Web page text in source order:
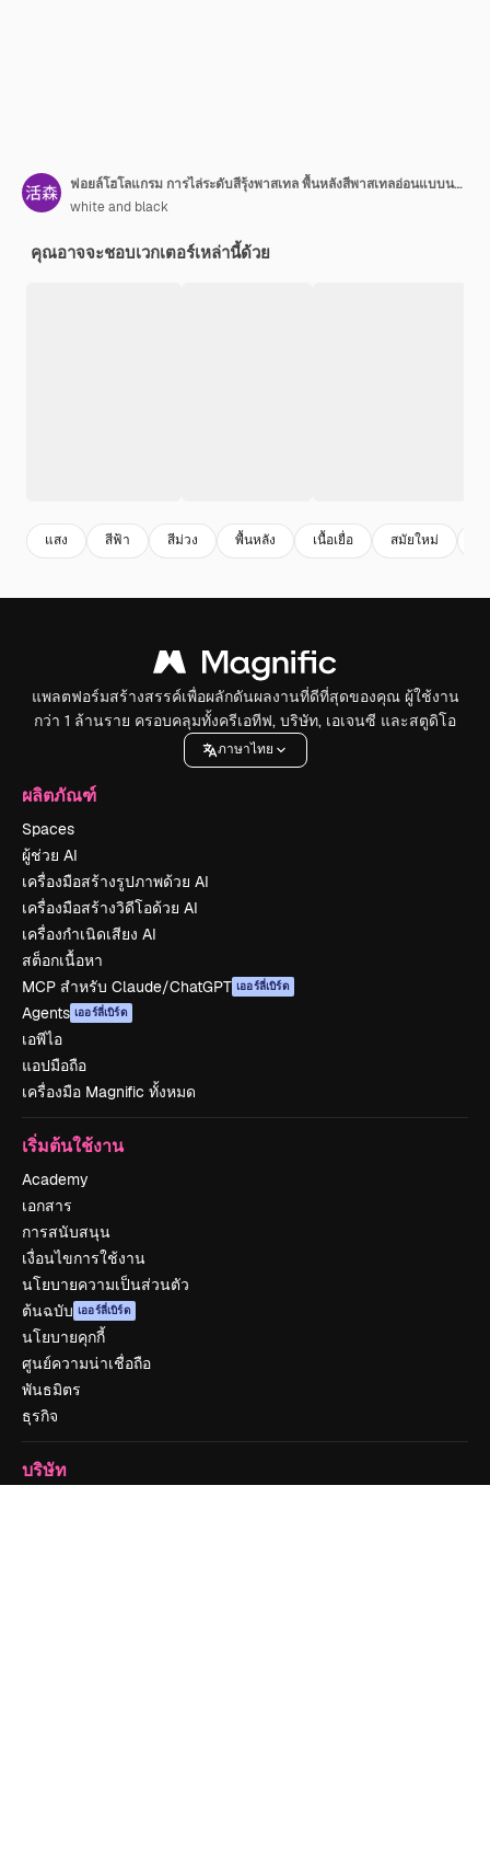
ฟอยล์โฮโลแกรม การไล่ระดับสีรุ้งพาสเทล พื้นหลังสีพาสเทลอ่อนแบบนามธรรม
white and black
คุณอาจจะชอบเวกเตอร์เหล่านี้ด้วย
แสง สีฟ้า สีม่วง พื้นหลัง เนื้อเยื่อ สมัยใหม่
แพลตฟอร์มสร้างสรรค์เพื่อผลักดันผลงานที่ดีที่สุดของคุณ ผู้ใช้งาน
กว่า 1 ล้านราย ครอบคลุมทั้งครีเอทีฟ, บริษัท, เอเจนซี และสตูดิโอ
ภาษาไทย
ผลิตภัณฑ์
Spaces
ผู้ช่วย AI
เครื่องมือสร้างรูปภาพด้วย AI
เครื่องมือสร้างวิดีโอด้วย AI
เครื่องกำเนิดเสียง AI
สต็อกเนื้อหา
MCP สำหรับ Claude/ChatGPT เออร์ลี่เบิร์ด
Agents เออร์ลี่เบิร์ด
เอพีไอ
แอปมือถือ
เครื่องมือ Magnific ทั้งหมด
เริ่มต้นใช้งาน
Academy
เอกสาร
การสนับสนุน
เงื่อนไขการใช้งาน
นโยบายความเป็นส่วนตัว
ต้นฉบับ เออร์ลี่เบิร์ด
นโยบายคุกกี้
ศูนย์ความน่าเชื่อถือ
พันธมิตร
ธุรกิจ
บริษัท